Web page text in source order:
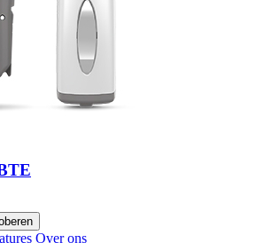
Over ons